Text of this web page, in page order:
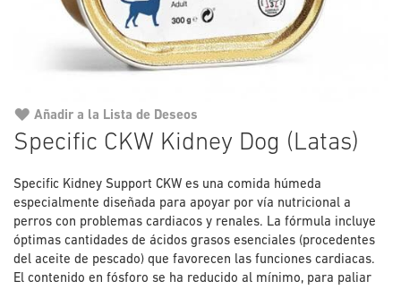
Specific CKW Kidney Dog (Latas)
Specific Kidney Support CKW es una comida húmeda
especialmente diseñada para apoyar por vía nutricional a
perros con problemas cardiacos y renales. La fórmula incluye
óptimas cantidades de ácidos grasos esenciales (procedentes
del aceite de pescado) que favorecen las funciones cardiacas.
El contenido en fósforo se ha reducido al mínimo, para paliar
Añadir a la Lista de Deseos
al
de
la
galería
de
imágenes